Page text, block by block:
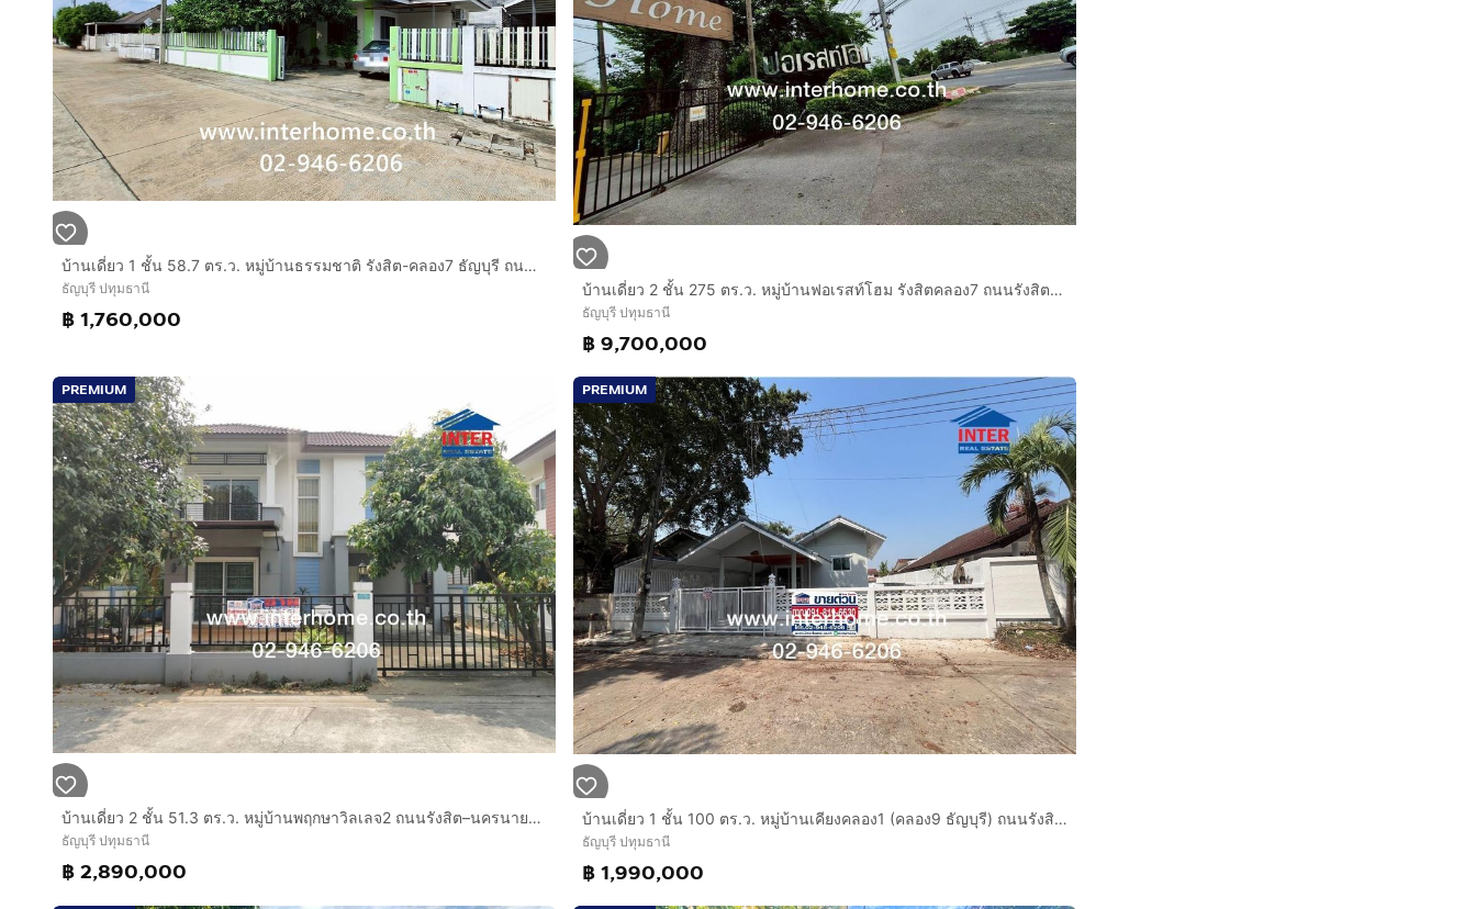
บ้านเดี่ยว 1 ชั้น 58.7 ตร.ว. หมู่บ้านธรรมชาติ รังสิต-คลอง7 ธัญบุรี ถนนรังสิต-นครนายก ถนนเลียบคลอง7 ธัญบุรี ปทุมธานี
ธัญบุรี ปทุมธานี
฿ 1,760,000
บ้านเดี่ยว 2 ชั้น 275 ตร.ว. หมู่บ้านฟอเรสท์โฮม รังสิตคลอง7 ถนนรังสิต-นครนายก ถนนธัญบุรี ธัญบุรี ปทุมธานี
ธัญบุรี ปทุมธานี
฿ 9,700,000
PREMIUM
บ้านเดี่ยว 2 ชั้น 51.3 ตร.ว. หมู่บ้านพฤกษาวิลเลจ2 ถนนรังสิต–นครนายก ถนนธัญบุรี ธัญบุรี ปทุมธานี
ธัญบุรี ปทุมธานี
฿ 2,890,000
PREMIUM
บ้านเดี่ยว 1 ชั้น 100 ตร.ว. หมู่บ้านเคียงคลอง1 (คลอง9 ธัญบุรี) ถนนรังสิต-นครนายก ธัญบุรี ปทุมธานี
ธัญบุรี ปทุมธานี
฿ 1,990,000